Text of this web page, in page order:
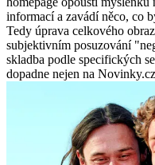
informací a zavádí něco, co
Tedy úprava celkového
subjektivním posuzování
skladba podle specifických
dopadne nejen na